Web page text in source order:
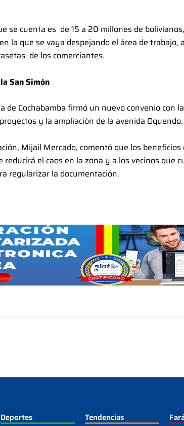
se cuenta es de 15 a 20 millones de
la que se vaya despejando el área de trabajo,
de los comerciantes.
San Simón
de Cochabamba firmó un nuevo convenio con
y la ampliación de la avenida Oquendo.
Mijail Mercado, comentó que los
el caos en la zona y a los vecinos que
regularizar la documentación.
Deportes Tendencias